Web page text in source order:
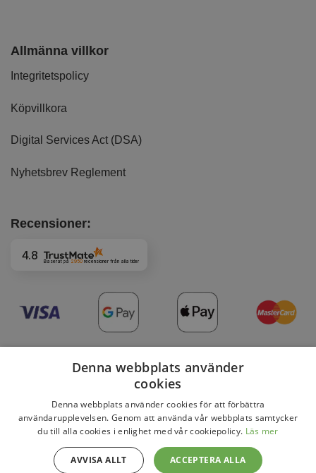
Allmänna villkor
Integritetspolicy
Köpvillkora
Digital Services Act (DSA)
Nyhetsbrev Reglement
Recensioner:
4.8 Baserat på 2950 recensionerfrån alla tider
Copyright 2026 © DaviBikes.se
Denna webbplats använder
cookies
Denna webbplats använder cookies för att förbättra
användarupplevelsen. Genom att använda vår webbplats samtycker
du till alla cookies i enlighet med vår cookiepolicy. Läs mer
ACCEPTERA ALLA
AVVISA ALLT